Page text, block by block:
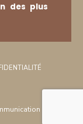
des plus